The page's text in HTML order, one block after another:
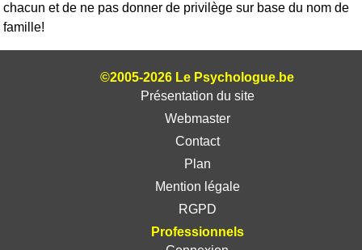
chacun et de ne pas donner de privilège sur base du nom de
famille!
©2005-2026 Le Psychologue.be
Présentation du site
Webmaster
Contact
Plan
Mention légale
RGPD
Professionnels